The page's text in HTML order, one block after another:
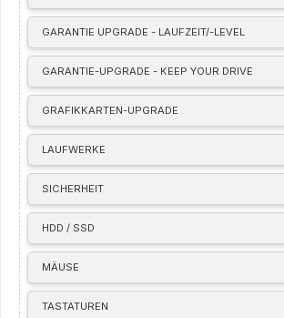
GARANTIE UPGRADE - LAUFZEIT/-LEVEL
GARANTIE-UPGRADE - KEEP YOUR DRIVE
GRAFIKKARTEN-UPGRADE
LAUFWERKE
SICHERHEIT
HDD / SSD
MÄUSE
TASTATUREN